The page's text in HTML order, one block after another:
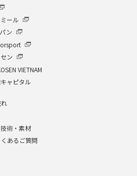
ール
ン
ン
VIETNAM
ャピタル
術・素材
くあるご質問